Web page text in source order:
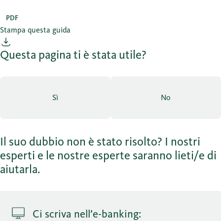
PDF
Stampa questa guida
Questa pagina ti è stata utile?
Sì No
Il suo dubbio non è stato risolto? I nostri
esperti e le nostre esperte saranno lieti/e di
aiutarla.
Ci scriva nell’e-banking: